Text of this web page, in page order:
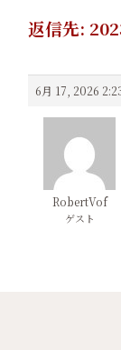
返信先:
6月 17, 2026
RobertVof
ゲスト